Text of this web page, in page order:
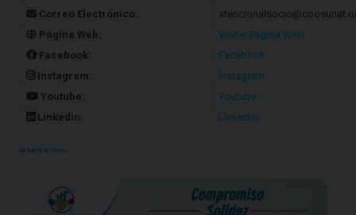
Correo Electrónico:
Página Web:
Visitar Pagina Web
Facebook:
Facebook
Instagram:
Instagram
Youtube:
Youtube
Linkedin:
Linkedin
Galería de Fotos